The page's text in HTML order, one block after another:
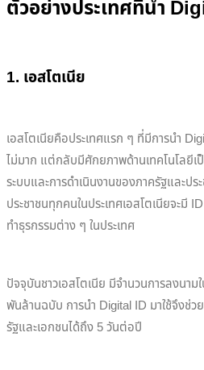
ตัวอย่างประเทศที่นำ
1. เอสโตเนีย
เอสโตเนียคือประเทศแรก ๆ ที่มีการนำ
ไม่มาก แต่กลับมีศักยภาพด้านเทคโนโลยี
ระบบและการดำเนินงานของภาครัฐและป
ประชาชนทุกคนในประเทศเอสโตเนียจะมี
ทำธุรกรรมต่าง ๆ ในประเทศ
ปัจจุบันชาวเอสโตเนีย มีจำนวนการลงนา
พันล้านฉบับ การนำ Digital ID มาใช้จึงช่ว
รัฐและเอกชนได้ถึง 5 วันต่อปี